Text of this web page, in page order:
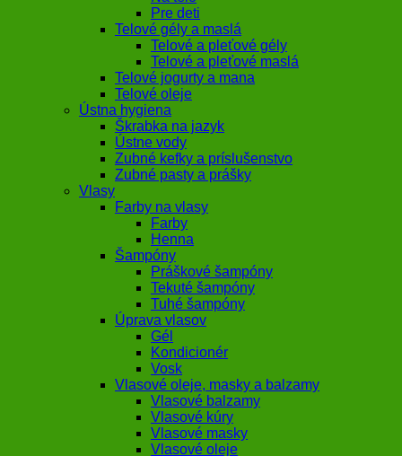
Pre deti
Telové gély a maslá
Telové a pleťové gély
Telové a pleťové maslá
Telové jogurty a mana
Telové oleje
Ústna hygiena
Škrabka na jazyk
Ústne vody
Zubné kefky a príslušenstvo
Zubné pasty a prášky
Vlasy
Farby na vlasy
Farby
Henna
Šampóny
Práškové šampóny
Tekuté šampóny
Tuhé šampóny
Úprava vlasov
Gél
Kondicionér
Vosk
Vlasové oleje, masky a balzamy
Vlasové balzamy
Vlasové kúry
Vlasové masky
Vlasové oleje